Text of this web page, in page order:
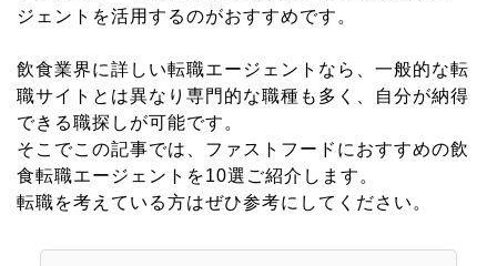
ジェントを活用するのがおすすめです。
飲食業界に詳しい転職エージェントなら、一般的な転
職サイトとは異なり専門的な職種も多く、自分が納得
できる職探しが可能です。
そこでこの記事では、ファストフードにおすすめの飲
食転職エージェントを10選ご紹介します。
転職を考えている方はぜひ参考にしてください。